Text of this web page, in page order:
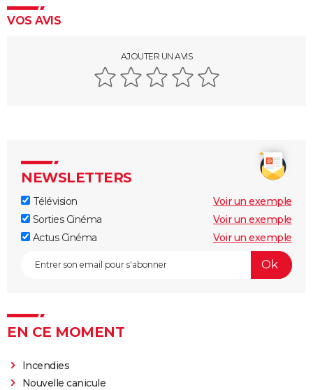
VOS AVIS
AJOUTER UN AVIS
NEWSLETTERS
Télévision
Voir un exemple
Sorties Cinéma
Voir un exemple
Actus Cinéma
Voir un exemple
EN CE MOMENT
Incendies
Nouvelle canicule